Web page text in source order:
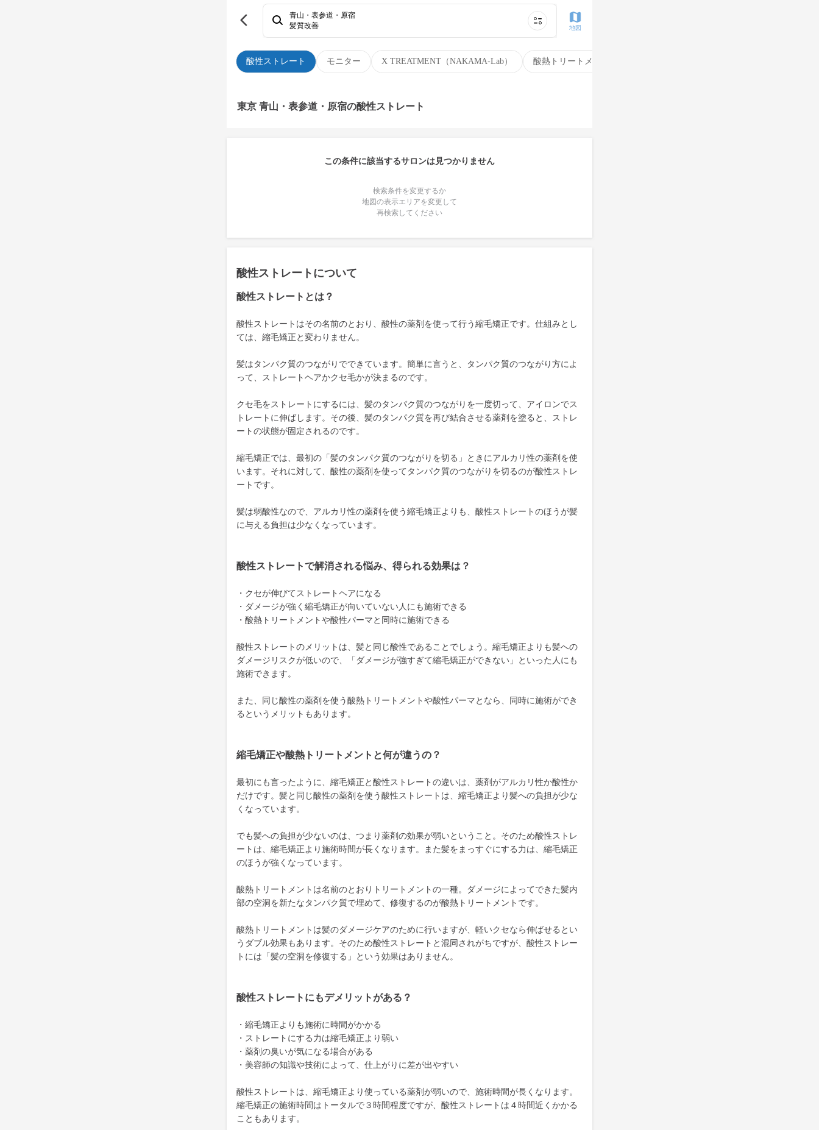
酸性ストレート モニター X TREATMENT（NAKAMA-Lab） 酸熱トリートメント
青山・表参道・原宿
髪質改善
地図
東京 青山・表参道・原宿の酸性ストレート
この条件に該当するサロンは見つかりません
検索条件を変更するか
地図の表示エリアを変更して
再検索してください
酸性ストレートについて
酸性ストレートとは？
酸性ストレートはその名前のとおり、酸性の薬剤を使って行う縮毛矯正です。仕組みとし
ては、縮毛矯正と変わりません。
髪はタンパク質のつながりでできています。簡単に言うと、タンパク質のつながり方によ
って、ストレートヘアかクセ毛かが決まるのです。
クセ毛をストレートにするには、髪のタンパク質のつながりを一度切って、アイロンでス
トレートに伸ばします。その後、髪のタンパク質を再び結合させる薬剤を塗ると、ストレ
ートの状態が固定されるのです。
縮毛矯正では、最初の「髪のタンパク質のつながりを切る」ときにアルカリ性の薬剤を使
います。それに対して、酸性の薬剤を使ってタンパク質のつながりを切るのが酸性ストレ
ートです。
髪は弱酸性なので、アルカリ性の薬剤を使う縮毛矯正よりも、酸性ストレートのほうが髪
に与える負担は少なくなっています。
酸性ストレートで解消される悩み、得られる効果は？
・クセが伸びてストレートヘアになる
・ダメージが強く縮毛矯正が向いていない人にも施術できる
・酸熱トリートメントや酸性パーマと同時に施術できる
酸性ストレートのメリットは、髪と同じ酸性であることでしょう。縮毛矯正よりも髪への
ダメージリスクが低いので、「ダメージが強すぎて縮毛矯正ができない」といった人にも
施術できます。
また、同じ酸性の薬剤を使う酸熱トリートメントや酸性パーマとなら、同時に施術ができ
るというメリットもあります。
縮毛矯正や酸熱トリートメントと何が違うの？
最初にも言ったように、縮毛矯正と酸性ストレートの違いは、薬剤がアルカリ性か酸性か
だけです。髪と同じ酸性の薬剤を使う酸性ストレートは、縮毛矯正より髪への負担が少な
くなっています。
でも髪への負担が少ないのは、つまり薬剤の効果が弱いということ。そのため酸性ストレ
ートは、縮毛矯正より施術時間が長くなります。また髪をまっすぐにする力は、縮毛矯正
のほうが強くなっています。
酸熱トリートメントは名前のとおりトリートメントの一種。ダメージによってできた髪内
部の空洞を新たなタンパク質で埋めて、修復するのが酸熱トリートメントです。
酸熱トリートメントは髪のダメージケアのために行いますが、軽いクセなら伸ばせるとい
うダブル効果もあります。そのため酸性ストレートと混同されがちですが、酸性ストレー
トには「髪の空洞を修復する」という効果はありません。
酸性ストレートにもデメリットがある？
・縮毛矯正よりも施術に時間がかかる
・ストレートにする力は縮毛矯正より弱い
・薬剤の臭いが気になる場合がある
・美容師の知識や技術によって、仕上がりに差が出やすい
酸性ストレートは、縮毛矯正より使っている薬剤が弱いので、施術時間が長くなります。
縮毛矯正の施術時間はトータルで３時間程度ですが、酸性ストレートは４時間近くかかる
こともあります。